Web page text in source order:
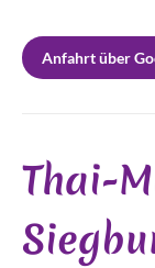
Anfahrt über
Thai-